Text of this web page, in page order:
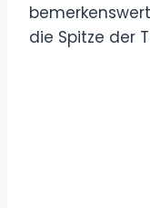
die Spitze der